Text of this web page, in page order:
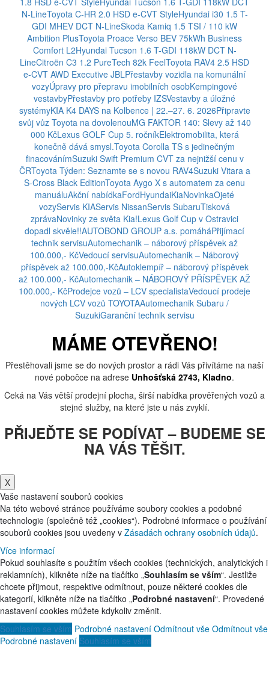
N-LineToyota C-HR 2.0 HSD e-CVT StyleHyundai i30 1.5 T-
GDI MHEV DCT N-LineŠkoda Kamiq 1.5 TSI / 110 kW
Ambition PlusToyota Proace Verso BEV 75kWh Business
Comfort L2Hyundai Tucson 1.6 T-GDI 118kW DCT N-
LineCitroën C3 1.2 PureTech 82k FeelToyota RAV4 2.5 HSD
e-CVT AWD Executive JBLPřestavby vozidla na komunální
vozyÚpravy pro přepravu imobilních osobKempingové
vestavbyPřestavby pro potřeby IZSVestavby a úložné
systémyKIA K4 DAYS na Kolbence | 22.–27. 6. 2026Připravte
svůj vůz Toyota na dovolenouMG FAKTOR 140: Slevy až 140
000 KčLexus GOLF Cup 5. ročníkElektromobilita, která
konečně dává smysl.Toyota Corolla TS s jedinečným
finacovánímSuzuki Swift Premium CVT za nejnižší cenu v
ČRToyota Týden: Seznamte se s novou RAV4Suzuki Vitara a
S-Cross Black EditionToyota Aygo X s automatem za cenu
manuáluAkční nabídkaFordHyundaiKiaNovinkaOjeté
vozyServis KIAServis NissanServis SubaruTisková
zprávaNovinky ze světa Kia!Lexus Golf Cup v Ostravici
dopadl skvěle!!AUTOBOND GROUP a.s. pomáháPřijímací
technik servisuAutomechanik – náborový příspěvek až
100.000,- KčVedoucí servisuAutomechanik – Náborový
příspěvek až 100.000,-KčAutoklempíř – náborový příspěvek
až 100.000,- KčAutomechanik – NÁBOROVÝ PŘÍSPĚVEK AŽ
100.000,- KčProdejce vozů – LCV specialistaVedoucí prodeje
nových LCV vozů TOYOTAAutomechanik Subaru /
SuzukiGaranční technik servisu
MÁME OTEVŘENO!
Přestěhovali jsme se do nových prostor a rádi Vás přivítáme na naší
nové pobočce na adrese Unhošťská 2743, Kladno.
Čeká na Vás větší prodejní plocha, širší nabídka prověřených vozů a
stejné služby, na které jste u nás zvyklí.
PŘIJEĎTE SE PODÍVAT – BUDEME SE
NA VÁS TĚŠIT.
X
Vaše nastavení souborů cookies
Na této webové stránce používáme soubory cookies a podobné
technologie (společně též „cookies“). Podrobné informace o používání
souborů cookies jsou uvedeny v Zásadách ochrany osobních údajů.
Více informací
Pokud souhlasíte s použitím všech cookies (technických, analytických i
reklamních), klikněte níže na tlačítko „Souhlasím se vším“. Jestliže
chcete přijmout, respektive odmítnout, pouze některé cookies dle
kategorií, klikněte níže na tlačítko „Podrobné nastavení“. Provedené
nastavení cookies můžete kdykoliv změnit.
Souhlasím se vším Podrobné nastavení Odmítnout vše Odmítnout vše
Podrobné nastavení Souhlasím se vším